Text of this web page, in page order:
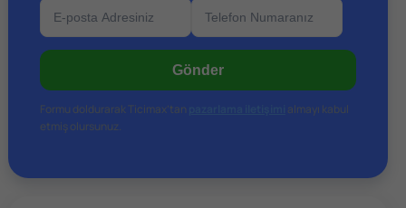
Gönder
Formu doldurarak Ticimax’tan
almayı kabul
etmiş olursunuz.